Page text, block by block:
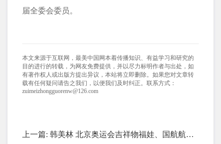
届全委会委员。
本文来源于互联网，最美中国网本着传播知识、有益学习和研究的
目的进行的转载，为网友免费提供，并以尽力标明作者与出处，如
有著作权人或出版方提出异议，本站将立即删除。如果您对文章转
载有任何疑问请告之我们，以便我们及时纠正。联系方式：
zuimeizhongguorenw@126.com
上一篇: 韩美林 北京奥运会吉祥物福娃、国航航徽